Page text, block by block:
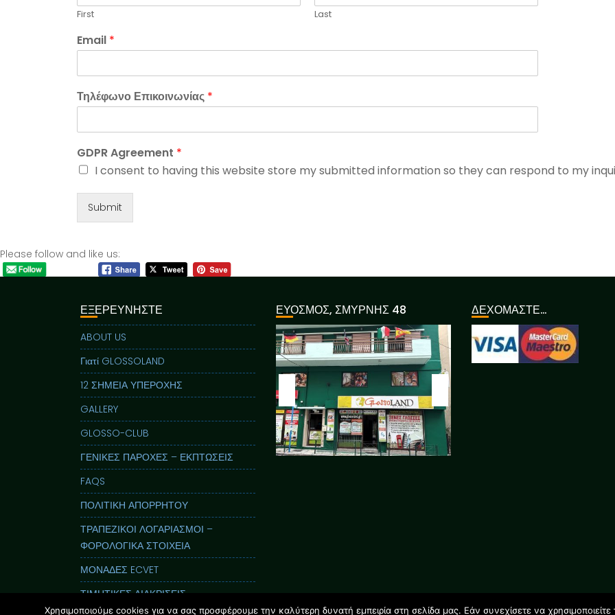
First Last
Email *
Τηλέφωνο Επικοινωνίας *
GDPR Agreement *
I consent to having this website store my submitted information so they can respond to my
Submit
Please follow and like us:
ΕΞΕΡΕΥΝΗΣΤΕ
ABOUT US
Γιατί GLOSSOLAND
12 ΣΗΜΕΙΑ ΥΠΕΡΟΧΗΣ
GALLERY
GLOSSO-CLUB
ΓΕΝΙΚΕΣ ΠΑΡΟΧΕΣ – ΕΚΠΤΩΣΕΙΣ
FAQS
ΠΟΛΙΤΙΚΗ ΑΠΟΡΡΗΤΟΥ
ΤΡΑΠΕΖΙΚΟΙ ΛΟΓΑΡΙΑΣΜΟΙ –
ΦΟΡΟΛΟΓΙΚΑ ΣΤΟΙΧΕΙΑ
ΜΟΝΑΔΕΣ ECVET
ΤΙΜΗΤΙΚΕΣ ΔΙΑΚΡΙΣΕΙΣ
ΕΥΟΣΜΟΣ, ΣΜΥΡΝΗΣ 48 ΔΕΧΟΜΑΣΤΕ…
Χρησιμοποιούμε cookies για να σας προσφέρουμε την καλύτερη δυνατή εμπειρία στη σελίδα μας. Εάν συνεχίσετε να